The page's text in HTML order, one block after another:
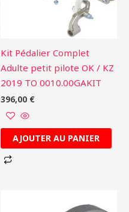
Kit Pédalier Complet
Adulte petit pilote OK / KZ
2019 TO 0010.00GAKIT
396,00 €
AJOUTER AU PANIER